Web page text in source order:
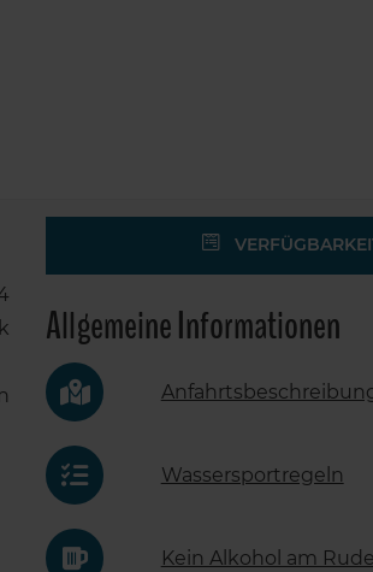
Allgemeine Informationen
Wassersportregeln
Kein Alkohol am